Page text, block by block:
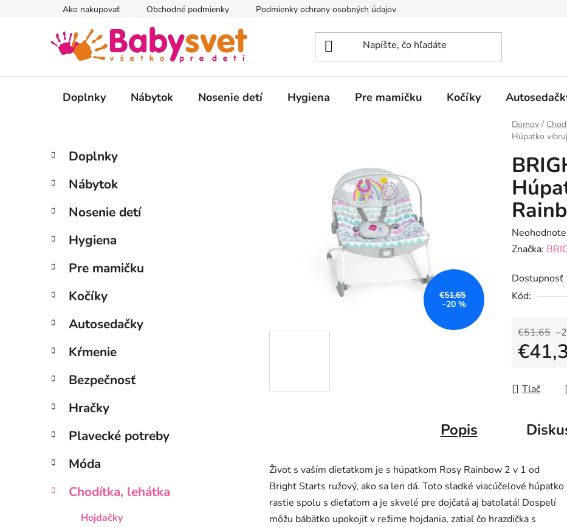
Ako nakupovať Obchodné podmienky Podmienky ochrany osobných údajov
Doplnky Nábytok Nosenie detí Hygiena Pre mamičku Kočíky
Domov /
Húpatko
B
č
ý
a
n
e
l
Preskočiť
kategórie
K
a
e
ó
i
Doplnky
Nábytok
Nosenie detí
Hygiena
Pre mamičku
Kočíky
Autosedačky
Kŕmenie
Bezpečnosť
Hračky
Plavecké potreby
Móda
Chodítka, lehátka
Hojdačky
Priemerné
hodnotenie
je
0,0
hviezdičiek.
Značka:
Dostupnosť
Kód:
€51,65
Tlač
€51,65
–20 %
Popis
Život s vaším dieťatkom je s húpatkom Rosy Rainbow 2 v 1 od
Bright Starts ružový, ako sa len dá. Toto sladké viacúčelové húpatko
rastie spolu s dieťaťom a je skvelé pre dojčatá aj batoľatá! Dospelí
môžu bábätko upokojiť v režime hojdania, zatiaľ čo hrazdička s